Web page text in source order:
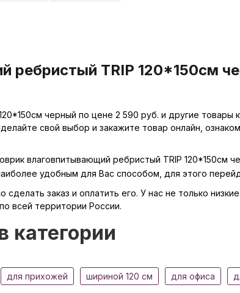
ребристый TRIP 120*150см
черный по цене 2 590 руб. и другие товары
свой выбор и закажите товар онлайн,
влаговпитывающий ребристый TRIP 120*150см
удобным для Вас способом, для этого
заказ и оплатить его. У нас не только
всей территории России.
категории
для прихожей шириной 120 см для офиса